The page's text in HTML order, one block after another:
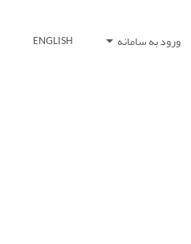
ورود به سامانه ENGLISH